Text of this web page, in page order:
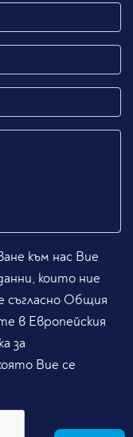
към нас Вие
които ние
съгласно Общия
в Европейския
за
Вие се